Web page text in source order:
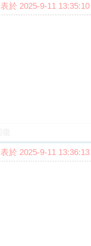
於 2025-9-11 13:35:10
於 2025-9-11 13:36:13